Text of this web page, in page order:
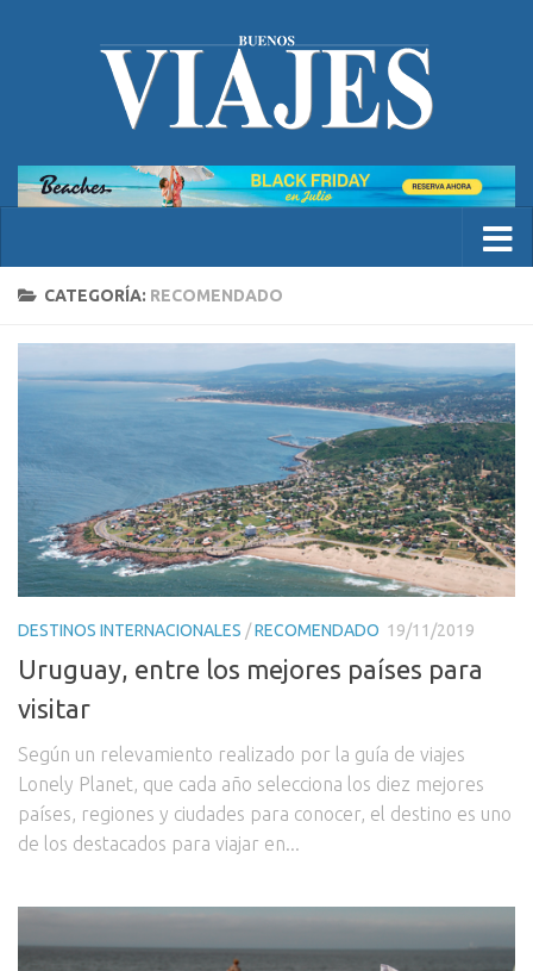
CATEGORÍA: RECOMENDADO
DESTINOS INTERNACIONALES /RECOMENDADO 19/11/2019
Uruguay, entre los mejores países para
visitar
Según un relevamiento realizado por la guía de viajes
Lonely Planet, que cada año selecciona los diez mejores
países, regiones y ciudades para conocer, el destino es uno
de los destacados para viajar en...